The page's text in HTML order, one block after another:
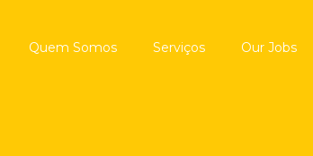
Quem Somos Serviços Our Jobs